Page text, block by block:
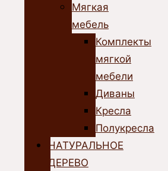
Мягкая
мебель
Комплекты
мягкой
мебели
Диваны
Кресла
Полукресла
НАТУРАЛЬНОЕ
ДЕРЕВО